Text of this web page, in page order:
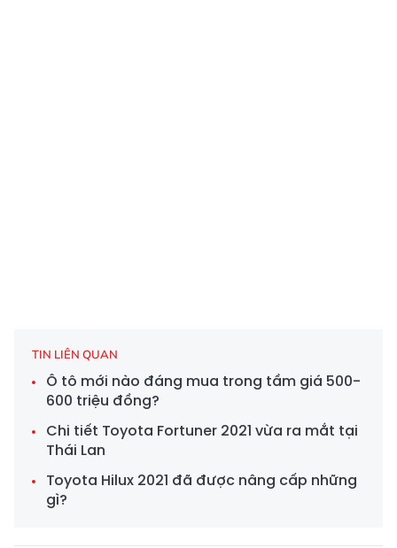
TIN LIÊN QUAN
Ô tô mới nào đáng mua trong tầm giá 500-
600 triệu đồng?
Chi tiết Toyota Fortuner 2021 vừa ra mắt tại
Thái Lan
Toyota Hilux 2021 đã được nâng cấp những
gì?